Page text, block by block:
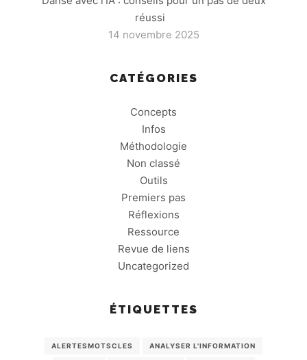
réussi
14 novembre 2025
CATÉGORIES
Concepts
Infos
Méthodologie
Non classé
Outils
Premiers pas
Réflexions
Ressource
Revue de liens
Uncategorized
ÉTIQUETTES
ALERTESMOTSCLES ANALYSER L'INFORMATION